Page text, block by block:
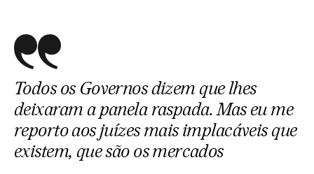
Todos os Governos dizem que lhes
deixaram a panela raspada. Mas eu me
reporto aos juízes mais implacáveis que
existem, que são os mercados